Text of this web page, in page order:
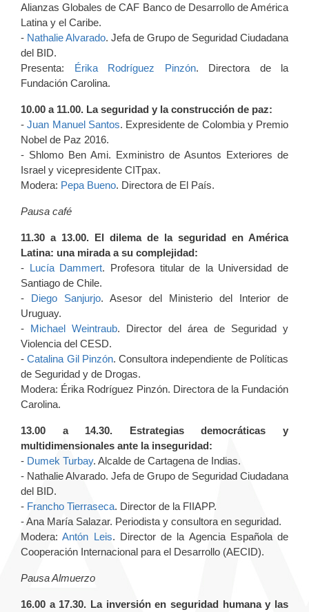
Alianzas Globales de CAF Banco de Desarrollo de América
Latina y el Caribe.
- Nathalie Alvarado. Jefa de Grupo de Seguridad Ciudadana
del BID.
Presenta: Érika Rodríguez Pinzón. Directora de la
Fundación Carolina.
10.00 a 11.00. La seguridad y la construcción de paz:
- Juan Manuel Santos. Expresidente de Colombia y Premio
Nobel de Paz 2016.
- Shlomo Ben Ami. Exministro de Asuntos Exteriores de
Israel y vicepresidente CITpax.
Modera: Pepa Bueno. Directora de El País.
Pausa café
11.30 a 13.00. El dilema de la seguridad en América
Latina: una mirada a su complejidad:
- Lucía Dammert. Profesora titular de la Universidad de
Santiago de Chile.
- Diego Sanjurjo. Asesor del Ministerio del Interior de
Uruguay.
- Michael Weintraub. Director del área de Seguridad y
Violencia del CESD.
-Catalina Gil Pinzón. Consultora independiente de Políticas
de Seguridad y de Drogas.
Modera: Érika Rodríguez Pinzón. Directora de la Fundación
Carolina.
13.00 a 14.30. Estrategias democráticas y
multidimensionales ante la inseguridad:
- Dumek Turbay. Alcalde de Cartagena de Indias.
- Nathalie Alvarado. Jefa de Grupo de Seguridad Ciudadana
del BID.
- Francho Tierraseca. Director de la FIIAPP.
- Ana María Salazar. Periodista y consultora en seguridad.
Modera:Antón Leis. Director de la Agencia Española de
Cooperación Internacional para el Desarrollo (AECID).
Pausa Almuerzo
16.00 a 17.30. La inversión en seguridad humana y las